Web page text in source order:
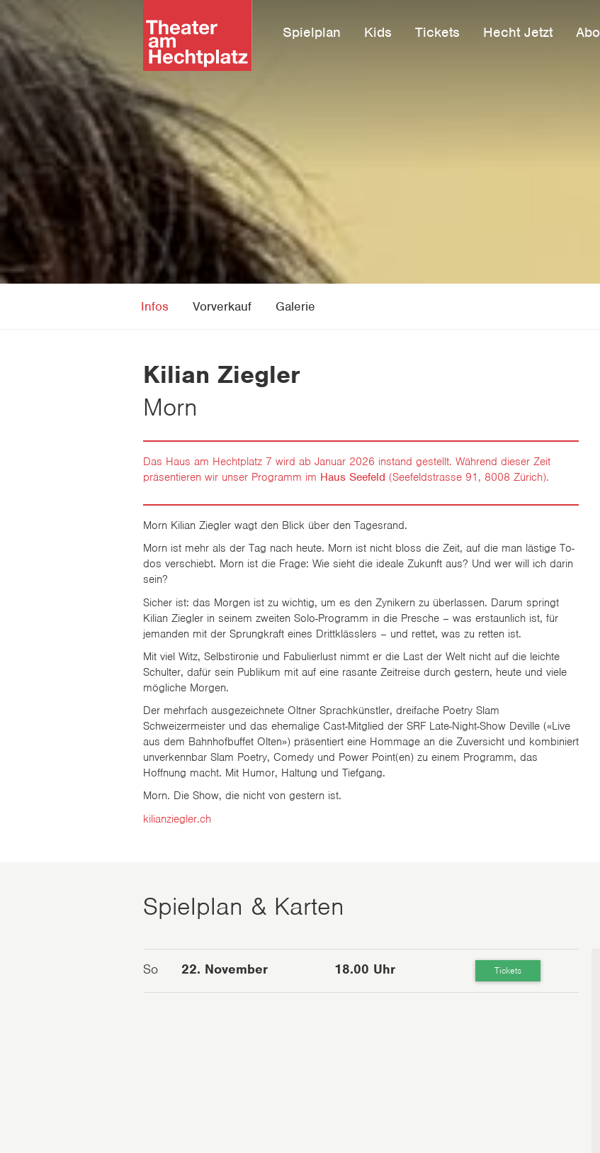
Spielplan Kids Tickets Hecht Jetzt Abo
Infos Vorverkauf Galerie
Kilian Ziegler
Morn
Das Haus am Hechtplatz 7 wird ab Januar 2026 instand gestellt. Während dieser Zeit
präsentieren wir unser Programm im Haus Seefeld (Seefeldstrasse 91, 8008 Zürich).
Morn Kilian Ziegler wagt den Blick über den Tagesrand.
Morn ist mehr als der Tag nach heute. Morn ist nicht bloss die Zeit, auf die man lästige To-
dos verschiebt. Morn ist die Frage: Wie sieht die ideale Zukunft aus? Und wer will ich darin
sein?
Sicher ist: das Morgen ist zu wichtig, um es den Zynikern zu überlassen. Darum springt
Kilian Ziegler in seinem zweiten Solo-Programm in die Presche – was erstaunlich ist, für
jemanden mit der Sprungkraft eines Drittklässlers – und rettet, was zu retten ist.
Mit viel Witz, Selbstironie und Fabulierlust nimmt er die Last der Welt nicht auf die leichte
Schulter, dafür sein Publikum mit auf eine rasante Zeitreise durch gestern, heute und viele
mögliche Morgen.
Der mehrfach ausgezeichnete Oltner Sprachkünstler, dreifache Poetry Slam
Schweizermeister und das ehemalige Cast-Mitglied der SRF Late-Night-Show Deville («Live
aus dem Bahnhofbuffet Olten») präsentiert eine Hommage an die Zuversicht und kombiniert
unverkennbar Slam Poetry, Comedy und Power Point(en) zu einem Programm, das
Hoffnung macht. Mit Humor, Haltung und Tiefgang.
Morn. Die Show, die nicht von gestern ist.
kilianziegler.ch
Spielplan & Karten
So 22. November 18.00 Uhr Tickets